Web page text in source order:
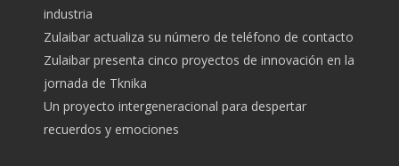
industria
Zulaibar actualiza su número de teléfono de contacto
Zulaibar presenta cinco proyectos de innovación en la
jornada de Tknika
Un proyecto intergeneracional para despertar
recuerdos y emociones